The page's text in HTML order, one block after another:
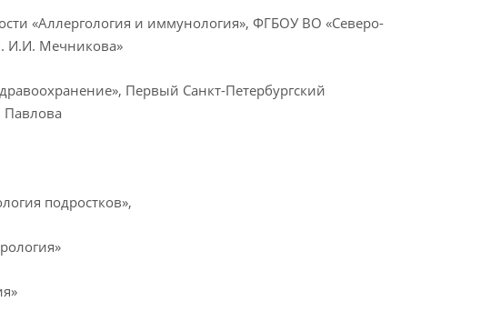
«Аллергология и иммунология», ФГБОУ ВО «Северо-
И.И. Мечникова»
Первый Санкт-Петербургский
Павлова
подростков»,